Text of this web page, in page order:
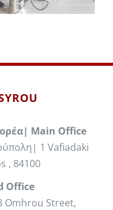
Main Office
1 Vafiadaki
, 84100
Office
Street,